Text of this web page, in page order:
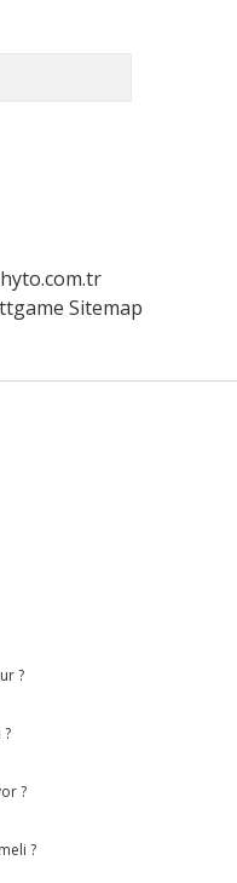
Sitemap
?
?
?